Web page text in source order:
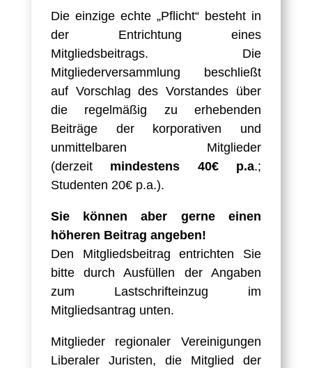
Die einzige echte „Pflicht“ besteht in
der Entrichtung eines
Mitgliedsbeitrags. Die
Mitgliederversammlung beschließt
auf Vorschlag des Vorstandes über
die regelmäßig zu erhebenden
Beiträge der korporativen und
unmittelbaren Mitglieder
(derzeit mindestens 40€ p.a.;
Studenten 20€ p.a.).
Sie können aber gerne einen
höheren Beitrag angeben!
Den Mitgliedsbeitrag entrichten Sie
bitte durch Ausfüllen der Angaben
zum Lastschrifteinzug im
Mitgliedsantrag unten.
Mitglieder regionaler Vereinigungen
Liberaler Juristen, die Mitglied der